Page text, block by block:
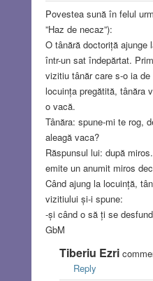
Povestea sună în felul
”Haz de necaz”):
O tânără doctoriță ajunge
într-un sat îndepărtat.
vizitiu tânăr care s-o ia
locuința pregătită, tânăra
o vacă.
Tânăra: spune-mi te rog,
aleagă vaca?
Răspunsul lui: după
emite un anumit miros
Când ajung la locuință,
vizitiului și-i spune:
-și când o să ți se
GbM
Tiberiu Ezri
Reply